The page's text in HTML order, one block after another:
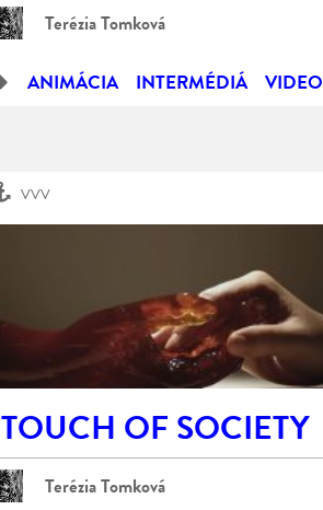
Terézia Tomková
ANIMÁCIA INTERMÉDIÁ VIDEO
VVV
TOUCH OF SOCIETY
Terézia Tomková